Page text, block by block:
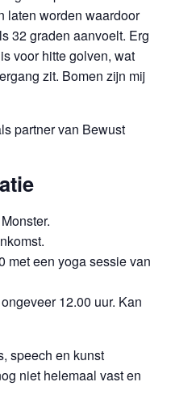
laten worden waardoor
32 graden aanvoelt. Erg
voor hitte golven, wat
zit. Bomen zijn mij
partner van Bewust
met een yoga sessie van
12.00 uur. Kan
speech en kunst
niet helemaal vast en